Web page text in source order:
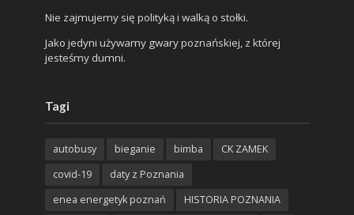
Nie zajmujemy się polityką i walką o stołki.
Jako jedyni używamy gwary poznańskiej, z której
jesteśmy dumni.
Tagi
autobusy bieganie bimba
CK ZAMEK
covid-19
daty z Poznania
enea energetyk poznań
HISTORIA POZNANIA